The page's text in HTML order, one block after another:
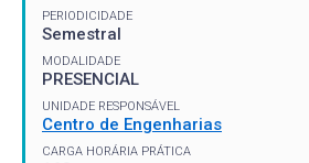
PERIODICIDADE
Semestral
MODALIDADE
PRESENCIAL
UNIDADE RESPONSÁVEL
Centro de Engenharias
CARGA HORÁRIA PRÁTICA